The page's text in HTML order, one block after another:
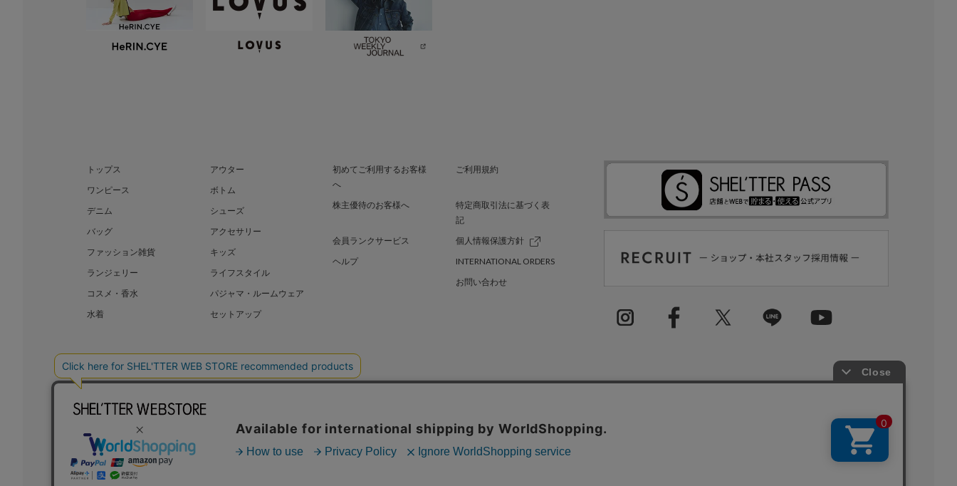
トップス
アウター
ワンピース
ボトム
デニム
シューズ
バッグ
アクセサリー
ファッション雑貨
キッズ
ランジェリー
ライフスタイル
コスメ・香水
パジャマ・ルームウェア
水着
セットアップ
初めてご利用するお客様
へ
ご利用規約
株主優待のお客様へ
特定商取引法に基づく表
記
会員ランクサービス
個人情報保護方針
ヘルプ
INTERNATIONAL ORDERS
お問い合わせ
BAROQUE JAPAN LIMITED SHEL’TTER GREEN 採用情報
COPYRIGHT © BAROQUE JAPAN LIMITED ALL RIGHTS RESERVED.